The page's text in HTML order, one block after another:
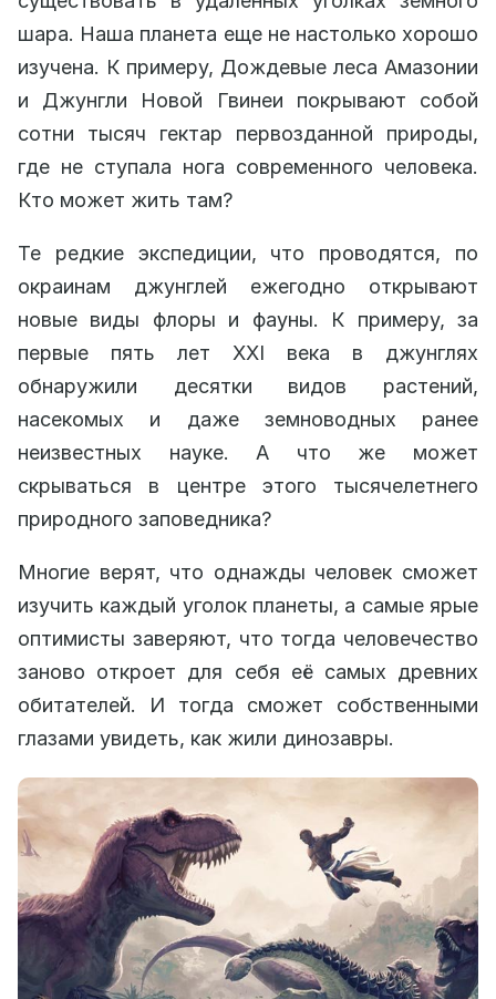
шара. Наша планета еще не настолько хорошо
изучена. К примеру, Дождевые леса Амазонии
и Джунгли Новой Гвинеи покрывают собой
сотни тысяч гектар первозданной природы,
где не ступала нога современного человека.
Кто может жить там?
Те редкие экспедиции, что проводятся, по
окраинам джунглей ежегодно открывают
новые виды флоры и фауны. К примеру, за
первые пять лет XXI века в джунглях
обнаружили десятки видов растений,
насекомых и даже земноводных ранее
неизвестных науке. А что же может
скрываться в центре этого тысячелетнего
природного заповедника?
Многие верят, что однажды человек сможет
изучить каждый уголок планеты, а самые ярые
оптимисты заверяют, что тогда человечество
заново откроет для себя её самых древних
обитателей. И тогда сможет собственными
глазами увидеть, как жили динозавры.